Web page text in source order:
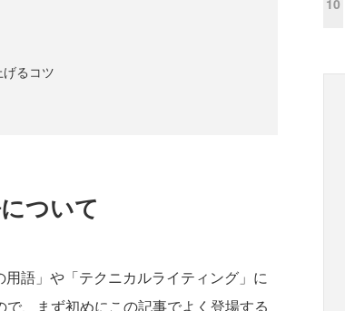
るコツ
ついて
語」や「テクニカルライティング」に
、まず初めにこの記事でよく登場する